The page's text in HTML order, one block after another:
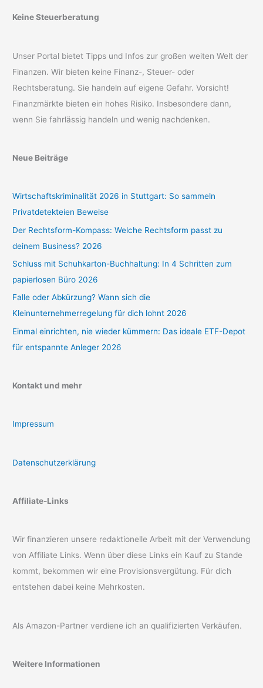
Keine Steuerberatung
Unser Portal bietet Tipps und Infos zur großen weiten Welt der
Finanzen. Wir bieten keine Finanz-, Steuer- oder
Rechtsberatung. Sie handeln auf eigene Gefahr. Vorsicht!
Finanzmärkte bieten ein hohes Risiko. Insbesondere dann,
wenn Sie fahrlässig handeln und wenig nachdenken.
Neue Beiträge
Wirtschaftskriminalität 2026 in Stuttgart: So sammeln
Privatdetekteien Beweise
Der Rechtsform-Kompass: Welche Rechtsform passt zu
deinem Business? 2026
Schluss mit Schuhkarton-Buchhaltung: In 4 Schritten zum
papierlosen Büro 2026
Falle oder Abkürzung? Wann sich die
Kleinunternehmerregelung für dich lohnt 2026
Einmal einrichten, nie wieder kümmern: Das ideale ETF-Depot
für entspannte Anleger 2026
Kontakt und mehr
Impressum
Datenschutzerklärung
Affiliate-Links
Wir finanzieren unsere redaktionelle Arbeit mit der Verwendung
von Affiliate Links. Wenn über diese Links ein Kauf zu Stande
kommt, bekommen wir eine Provisionsvergütung. Für dich
entstehen dabei keine Mehrkosten.
Als Amazon-Partner verdiene ich an qualifizierten Verkäufen.
Weitere Informationen